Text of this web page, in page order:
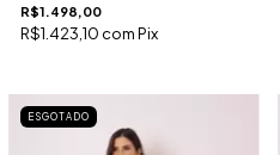
R$1.498,00
R$1.423,10 comPix
ESGOTADO